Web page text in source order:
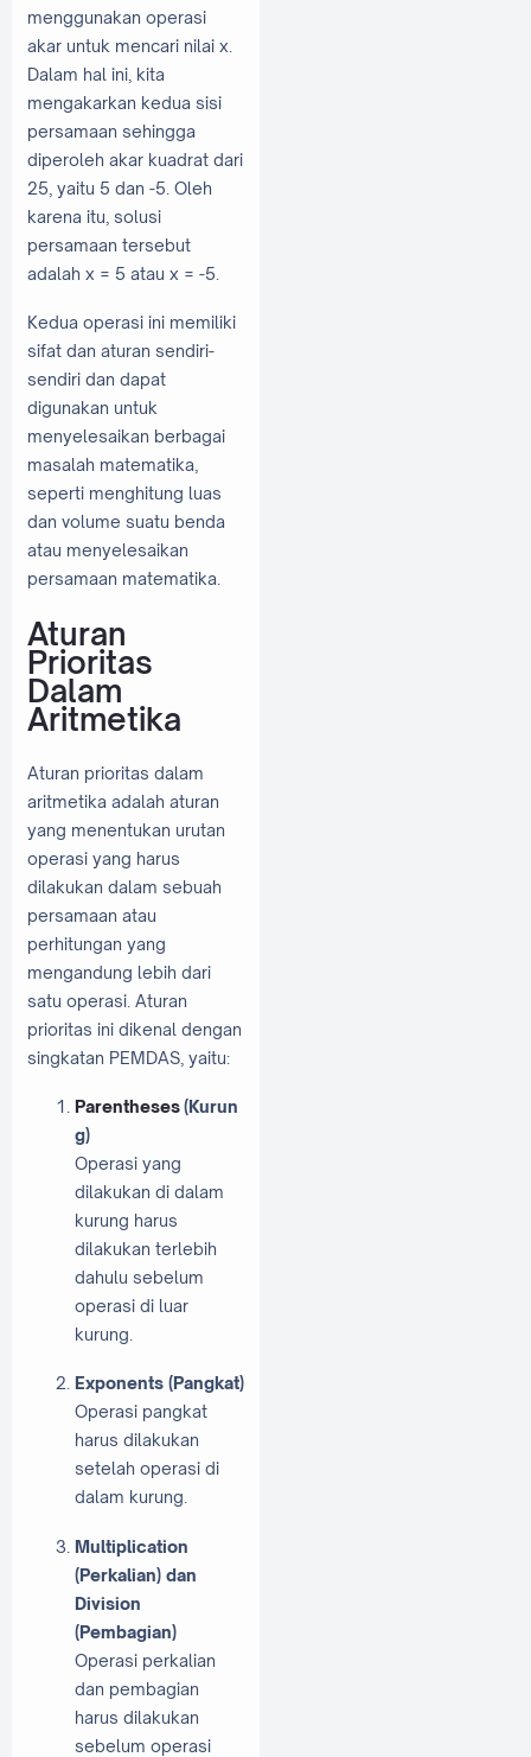
menggunakan operasi
akar untuk mencari nilai x.
Dalam hal ini, kita
mengakarkan kedua sisi
persamaan sehingga
diperoleh akar kuadrat dari
25, yaitu 5 dan -5. Oleh
karena itu, solusi
persamaan tersebut
adalah x = 5 atau x = -5.
Kedua operasi ini memiliki
sifat dan aturan sendiri-
sendiri dan dapat
digunakan untuk
menyelesaikan berbagai
masalah matematika,
seperti menghitung luas
dan volume suatu benda
atau menyelesaikan
persamaan matematika.
Aturan
Prioritas
Dalam
Aritmetika
Aturan prioritas dalam
aritmetika adalah aturan
yang menentukan urutan
operasi yang harus
dilakukan dalam sebuah
persamaan atau
perhitungan yang
mengandung lebih dari
satu operasi. Aturan
prioritas ini dikenal dengan
singkatan PEMDAS, yaitu:
Parentheses(Kurun
g)
Operasi yang
dilakukan di dalam
kurung harus
dilakukan terlebih
dahulu sebelum
operasi di luar
kurung.
Exponents (Pangkat)
Operasi pangkat
harus dilakukan
setelah operasi di
dalam kurung.
Multiplication
(Perkalian) dan
Division
(Pembagian)
Operasi perkalian
dan pembagian
harus dilakukan
sebelum operasi